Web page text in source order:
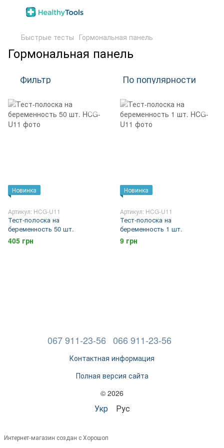
Быстрые тесты Гормональная панель
Гормональная панель
Фильтр По популярности
Новинка
Артикул: HCG-U11
Тест-полоска на
беременность 50 шт.
405 грн
Новинка
Артикул: HCG-U11
Тест-полоска на
беременность 1 шт.
9 грн
067 911-23-56 066 911-23-56
Контактная информация
Полная версия сайта
© 2026
Укр Рус
Интернет-магазин создан с Хорошоп